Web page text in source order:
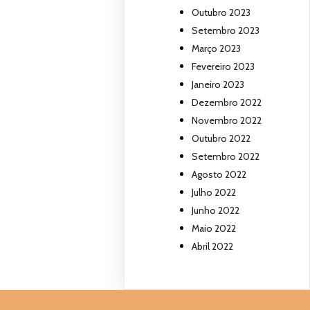
Outubro 2023
Setembro 2023
Março 2023
Fevereiro 2023
Janeiro 2023
Dezembro 2022
Novembro 2022
Outubro 2022
Setembro 2022
Agosto 2022
Julho 2022
Junho 2022
Maio 2022
Abril 2022